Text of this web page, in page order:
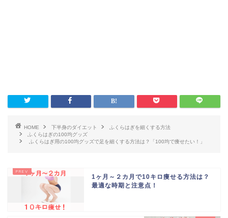
HOME 下半身のダイエット
ふくらはぎを細くする方法
ふくらはぎの100均グッズ
ふくらはぎ用の100均グッズで足を細くする方法は？「100均で痩せたい！」
1ヶ月～２カ月で10キロ痩せる方法は？
最適な時期と注意点！